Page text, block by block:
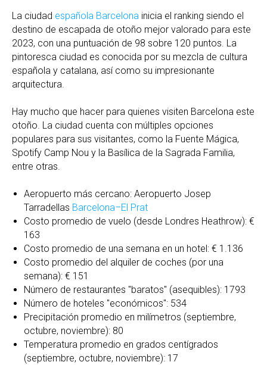
La ciudad española Barcelona inicia el ranking siendo el
destino de escapada de otoño mejor valorado para este
2023, con una puntuación de 98 sobre 120 puntos. La
pintoresca ciudad es conocida por su mezcla de cultura
española y catalana, así como su impresionante
arquitectura.
Hay mucho que hacer para quienes visiten Barcelona este
otoño. La ciudad cuenta con múltiples opciones
populares para sus visitantes, como la Fuente Mágica,
Spotify Camp Nou y la Basílica de la Sagrada Familia,
entre otras.
Aeropuerto más cercano: Aeropuerto Josep
Tarradellas Barcelona–El Prat
Costo promedio de vuelo (desde Londres Heathrow): €
163
Costo promedio de una semana en un hotel: € 1.136
Costo promedio del alquiler de coches (por una
semana): € 151
Número de restaurantes "baratos" (asequibles): 1793
Número de hoteles "económicos": 534
Precipitación promedio en milímetros (septiembre,
octubre, noviembre): 80
Temperatura promedio en grados centígrados
(septiembre, octubre, noviembre): 17